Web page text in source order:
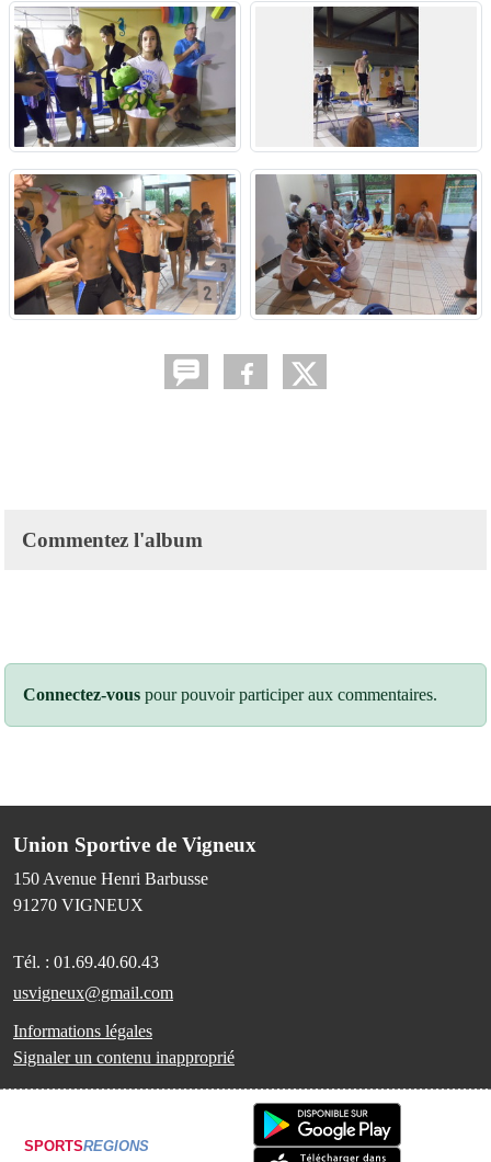
Commentez l'album
Connectez-vous pour pouvoir participer aux commentaires.
Union Sportive de Vigneux
150 Avenue Henri Barbusse
91270 VIGNEUX
Tél. : 01.69.40.60.43
usvigneux@gmail.com
Informations légales
Signaler un contenu inapproprié
SPORTSREGIONS